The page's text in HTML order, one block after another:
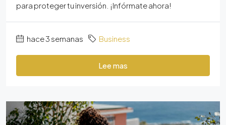
para proteger tu inversión. ¡Infórmate ahora!
hace 3 semanas Business
Lee mas